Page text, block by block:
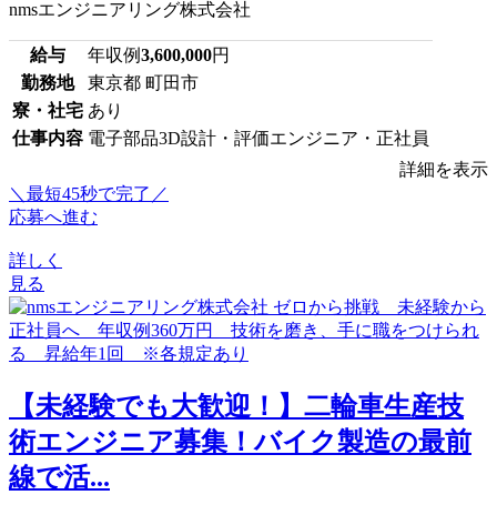
nmsエンジニアリング株式会社
給与 年収例3,600,000円
勤務地
東京都 町田市
寮・社宅 あり
仕事内容 電子部品3D設計・評価エンジニア・正社員
詳細を表示
＼最短45秒で完了／
応募へ進む
詳しく
見る
【未経験でも大歓迎！】二輪車生産技
術エンジニア募集！バイク製造の最前
線で活...